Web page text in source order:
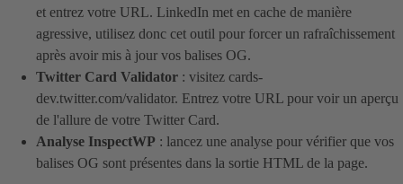
et entrez votre URL. LinkedIn met en cache de manière
agressive, utilisez donc cet outil pour forcer un rafraîchissement
après avoir mis à jour vos balises OG.
Twitter Card Validator : visitez cards-
dev.twitter.com/validator. Entrez votre URL pour voir un aperçu
de l'allure de votre Twitter Card.
Analyse InspectWP : lancez une analyse pour vérifier que vos
balises OG sont présentes dans la sortie HTML de la page.